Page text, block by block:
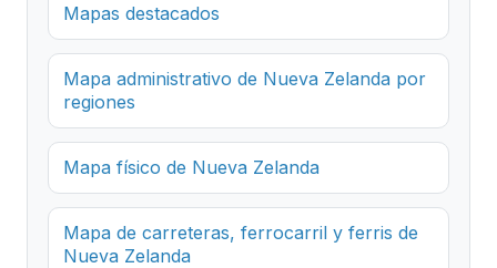
Mapas destacados
Mapa administrativo de Nueva Zelanda por
regiones
Mapa físico de Nueva Zelanda
Mapa de carreteras, ferrocarril y ferris de
Nueva Zelanda